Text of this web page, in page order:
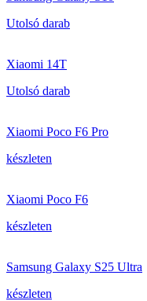
Utolsó darab
Xiaomi 14T
Utolsó darab
Xiaomi Poco F6 Pro
készleten
Xiaomi Poco F6
készleten
Samsung Galaxy S25 Ultra
készleten